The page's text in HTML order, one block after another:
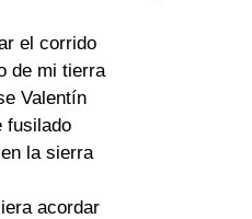
el corrido
de mi tierra
Valentín
fusilado
la sierra
acordar